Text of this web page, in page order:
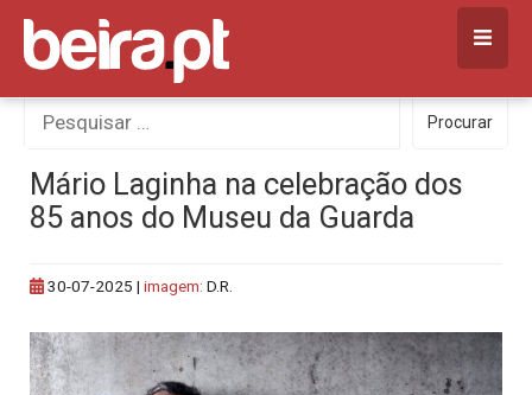
Skip
content
Procurar
por:
Procurar
Mário Laginha na celebração dos
85 anos do Museu da Guarda
30-07-2025 | imagem: D.R.